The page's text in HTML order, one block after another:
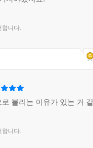
자는 그리 적절하다고
못했다고 선언한다. 성서
이 진실을 외면하는 것
적이다. 없애려는 특정
니다.
불리는 이유가 있는 거
니다.